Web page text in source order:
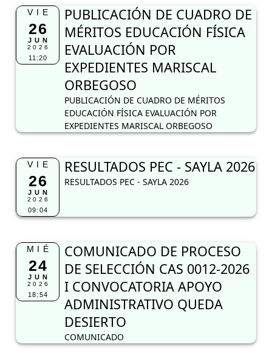
VIE
26
JUN
2026
11:20
PUBLICACIÓN DE CUADRO DE
MÉRITOS EDUCACIÓN FÍSICA
EVALUACIÓN POR
EXPEDIENTES MARISCAL
ORBEGOSO
PUBLICACIÓN DE CUADRO DE MÉRITOS
EDUCACIÓN FÍSICA EVALUACIÓN POR
EXPEDIENTES MARISCAL ORBEGOSO
VIE
26
JUN
2026
09:04
RESULTADOS PEC - SAYLA 2026
RESULTADOS PEC - SAYLA 2026
MIÉ
24
JUN
2026
18:54
COMUNICADO DE PROCESO
DE SELECCIÓN CAS 0012-2026
I CONVOCATORIA APOYO
ADMINISTRATIVO QUEDA
DESIERTO
COMUNICADO